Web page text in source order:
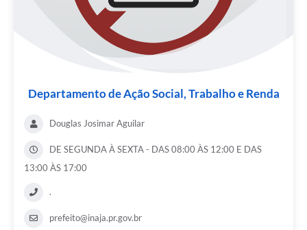
Departamento de Ação Social, Trabalho e Renda
Douglas Josimar Aguilar
DE SEGUNDA À SEXTA - DAS 08:00 ÀS 12:00 E DAS
13:00 ÀS 17:00
.
prefeito@inaja.pr.gov.br